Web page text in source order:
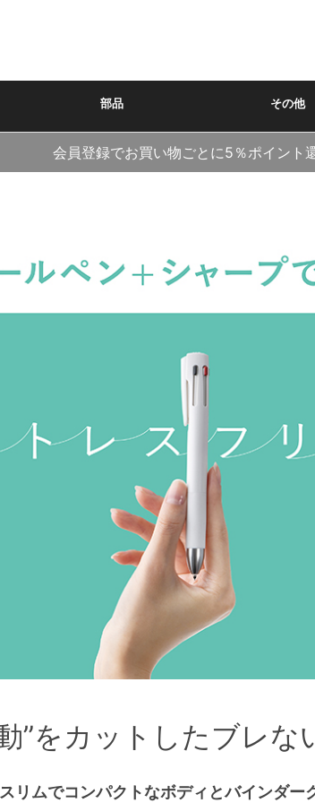
部品 その他
会員登録でお買い物ごとに5％ポイント
”をカットしたブレな
スリムでコンパクトなボディとバインダー